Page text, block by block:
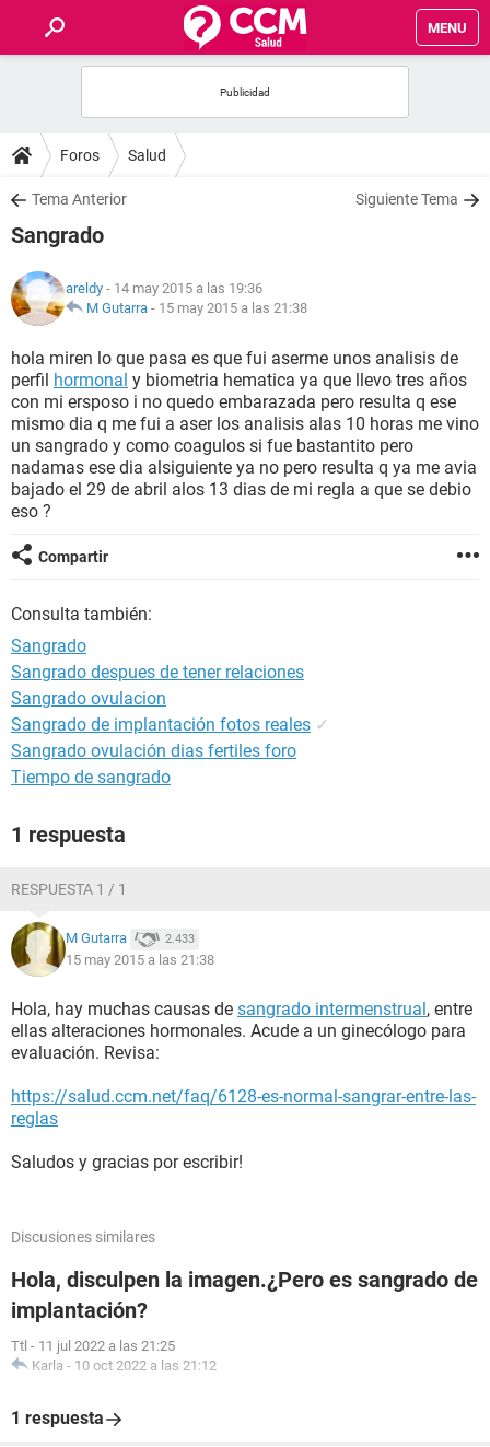
MENU
FOROS
SALUD
FAMILIA
NUTRICIÓN
BIENESTAR
SEXUALIDAD
GLOSARIO
Foros Salud
Tema Anterior Siguiente Tema
Sangrado
areldy - 14 may 2015 a las 19:36
M Gutarra - 15 may 2015 a las 21:38
hola miren lo que pasa es que fui aserme unos analisis de
perfil hormonal y biometria hematica ya que llevo tres años
con mi ersposo i no quedo embarazada pero resulta q ese
mismo dia q me fui a aser los analisis alas 10 horas me vino
un sangrado y como coagulos si fue bastantito pero
nadamas ese dia alsiguiente ya no pero resulta q ya me avia
bajado el 29 de abril alos 13 dias de mi regla a que se debio
eso ?
Compartir
Consulta también:
Sangrado
Sangrado despues de tener relaciones
Sangrado ovulacion
Sangrado de implantación fotos reales ✓
Sangrado ovulación dias fertiles foro
Tiempo de sangrado
1 respuesta
RESPUESTA 1 / 1
M Gutarra 2.433
15 may 2015 a las 21:38
Hola, hay muchas causas de sangrado intermenstrual, entre
ellas alteraciones hormonales. Acude a un ginecólogo para
evaluación. Revisa:
https://salud.ccm.net/faq/6128-es-normal-sangrar-entre-las-
reglas
Saludos y gracias por escribir!
Discusiones similares
Hola, disculpen la imagen.¿Pero es sangrado de
implantación?
Ttl - 11 jul 2022 a las 21:25
Karla - 10 oct 2022 a las 21:12
1 respuesta